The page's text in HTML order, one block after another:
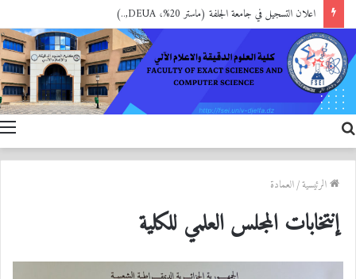
اعلان التسجيل في جامعة الجلفة (ماستر 20%، DEUA,..)
عن
الرئيسية/العمادة
إنتخابات المجلس العلمي للكلية